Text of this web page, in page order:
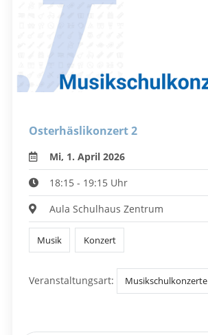
Osterhäslikonzert 2
Mi, 1. April 2026
18:15 - 19:15 Uhr
Aula Schulhaus Zentrum
Musik Konzert
Veranstaltungsart: Musikschulkonzerte